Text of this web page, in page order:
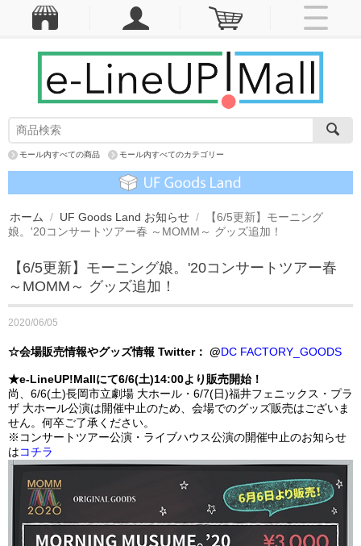
モール内すべての商品 モール内すべてのカテゴリー
ホーム / UF Goods Land お知らせ /
【6/5更新】モーニング
娘。'20コンサートツアー春 ～MOMM～ グッズ追加！
【6/5更新】モーニング娘。'20コンサートツアー春
～MOMM～ グッズ追加！
2020/06/05
☆会場販売情報やグッズ情報 Twitter： @DC FACTORY_GOODS
★e-LineUP!Mallにて6/6(土)14:00より販売開始！
尚、6/6(土)長岡市立劇場 大ホール・6/7(日)福井フェニックス・プラ
ザ 大ホール公演は開催中止のため、会場でのグッズ販売はございま
せん。何卒ご了承ください。
※コンサートツアー公演・ライブハウス公演の開催中止のお知らせ
はコチラ